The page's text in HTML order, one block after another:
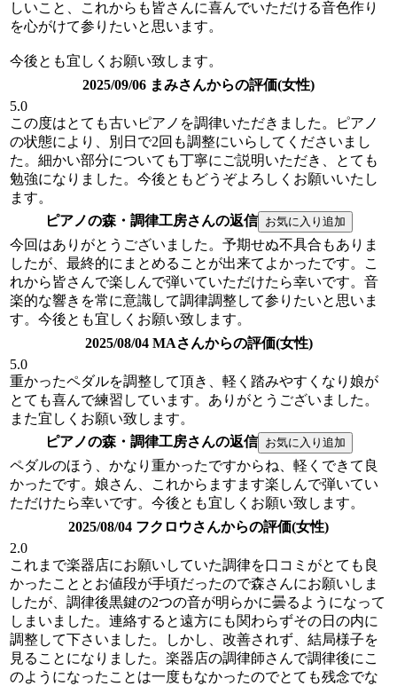
しいこと、これからも皆さんに喜んでいただける音色作り
を心がけて参りたいと思います。
今後とも宜しくお願い致します。
2025/09/06 まみさんからの評価(女性)
5.0
この度はとても古いピアノを調律いただきました。ピアノ
の状態により、別日で2回も調整にいらしてくださいまし
た。細かい部分についても丁寧にご説明いただき、とても
勉強になりました。今後ともどうぞよろしくお願いいたし
ます。
ピアノの森・調律工房さんの返信
今回はありがとうございました。予期せぬ不具合もありま
したが、最終的にまとめることが出来てよかったです。こ
れから皆さんで楽しんで弾いていただけたら幸いです。音
楽的な響きを常に意識して調律調整して参りたいと思いま
す。今後とも宜しくお願い致します。
2025/08/04 MAさんからの評価(女性)
5.0
重かったペダルを調整して頂き、軽く踏みやすくなり娘が
とても喜んで練習しています。ありがとうございました。
また宜しくお願い致します。
ピアノの森・調律工房さんの返信
ペダルのほう、かなり重かったですからね、軽くできて良
かったです。娘さん、これからますます楽しんで弾いてい
ただけたら幸いです。今後とも宜しくお願い致します。
2025/08/04 フクロウさんからの評価(女性)
2.0
これまで楽器店にお願いしていた調律を口コミがとても良
かったこととお値段が手頃だったので森さんにお願いしま
したが、調律後黒鍵の2つの音が明らかに曇るようになって
しまいました。連絡すると遠方にも関わらずその日の内に
調整して下さいました。しかし、改善されず、結局様子を
見ることになりました。楽器店の調律師さんで調律後にこ
のようになったことは一度もなかったのでとても残念でな